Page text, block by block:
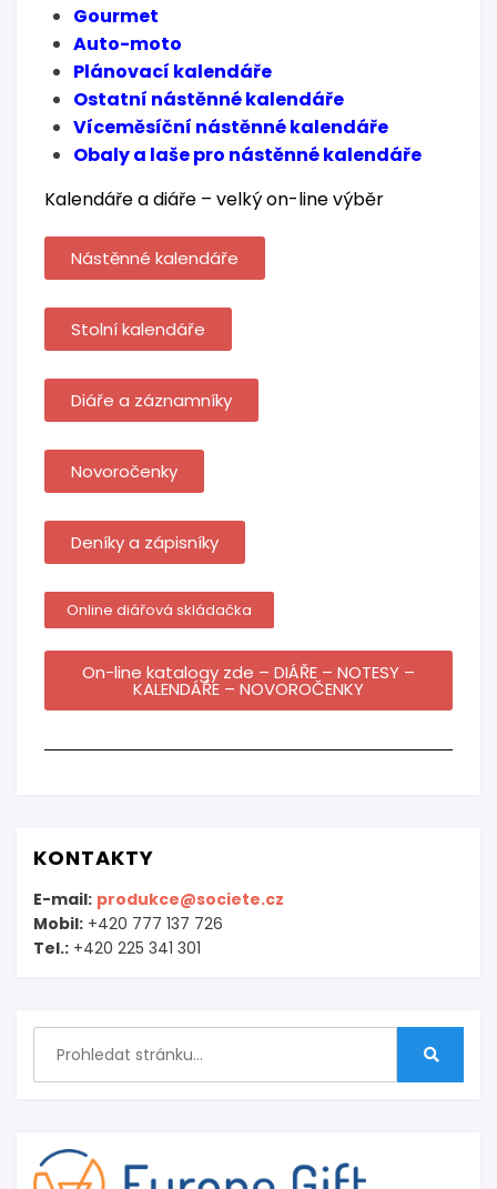
Gourmet
Auto-moto
Plánovací kalendáře
Ostatní nástěnné kalendáře
Víceměsíční nástěnné kalendáře
Obaly a laše pro nástěnné kalendáře
Kalendáře a diáře – velký on-line výběr
Nástěnné kalendáře
Stolní kalendáře
Diáře a záznamníky
Novoročenky
Deníky a zápisníky
Online diářová skládačka
On-line katalogy zde – DIÁŘE – NOTESY –
KALENDÁŘE – NOVOROČENKY
KONTAKTY
E-mail: produkce@societe.cz
Mobil: +420 777 137 726
Tel.: +420 225 341 301